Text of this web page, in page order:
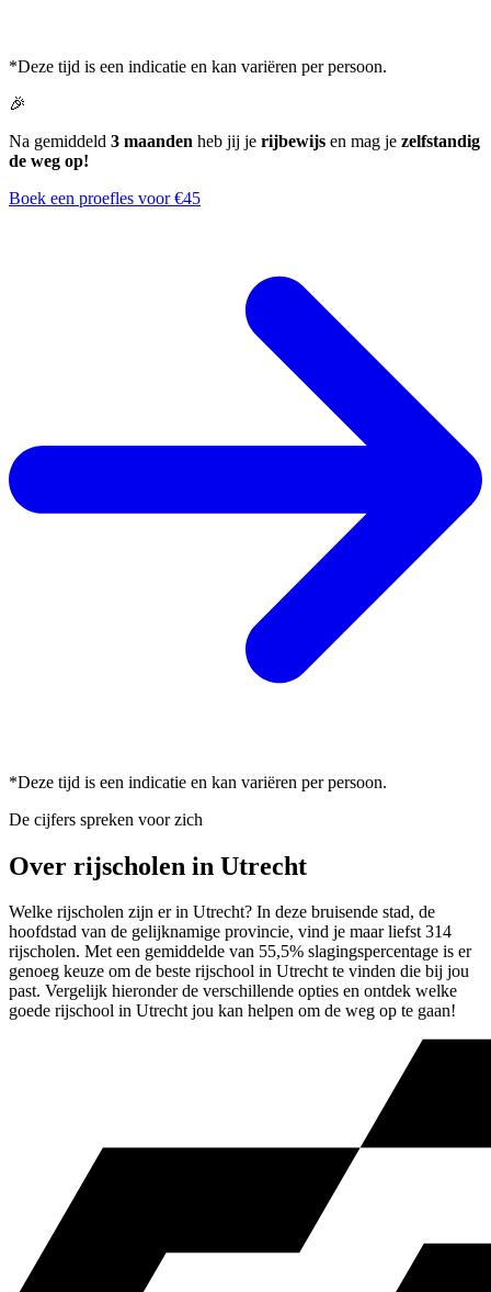
*Deze tijd is een indicatie en kan variëren per persoon.
🎉
Na gemiddeld 3 maanden heb jij je rijbewijs en mag je zelfstandig
de weg op!
Boek een proefles voor €45
*Deze tijd is een indicatie en kan variëren per persoon.
De cijfers spreken voor zich
Over rijscholen in Utrecht
Welke rijscholen zijn er in Utrecht? In deze bruisende stad, de
hoofdstad van de gelijknamige provincie, vind je maar liefst 314
rijscholen. Met een gemiddelde van 55,5% slagingspercentage is er
genoeg keuze om de beste rijschool in Utrecht te vinden die bij jou
past. Vergelijk hieronder de verschillende opties en ontdek welke
goede rijschool in Utrecht jou kan helpen om de weg op te gaan!